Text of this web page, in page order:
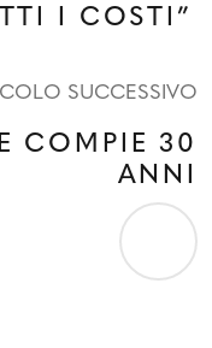
I COSTI”
SUCCESSIVO
COMPIE 30
ANNI